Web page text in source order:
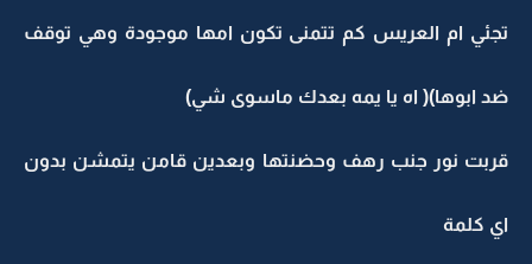
تجئي ام العريس كم تتمنى تكون امها موجودة وهي توقف
ضد ابوها)( اه يا يمه بعدك ماسوى شي)
قربت نور جنب رهف وحضنتها وبعدين قامن يتمشن بدون
اي كلمة